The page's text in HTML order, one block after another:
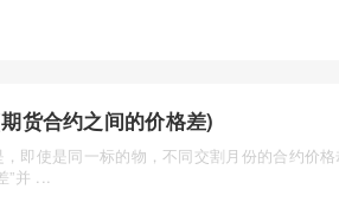
货合约之间的价格差)
即使是同一标的物，不同交割月份的合约价
”并 ...